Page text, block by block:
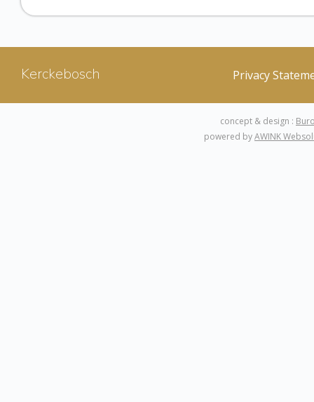
Privacy
Kerckebosch
concept & design :
powered byAWINK